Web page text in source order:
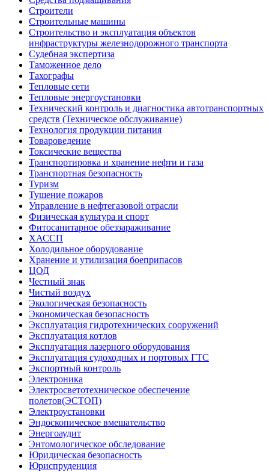
Строители
Строительные машины
Строительство и эксплуатация объектов
инфраструктуры железнодорожного транспорта
Судебная экспертиза
Таможенное дело
Тахографы
Тепловые сети
Тепловые энергоустановки
Технический контроль и диагностика автотранспортных
средств (Техническое обслуживание)
Технология продукции питания
Товароведение
Токсические вещества
Транспортировка и хранение нефти и газа
Транспортная безопасность
Туризм
Тушение пожаров
Управление в нефтегазовой отрасли
Физическая культура и спорт
Фитосанитарное обеззараживание
ХАССП
Холодильное оборудование
Хранение и утилизация боеприпасов
ЦОД
Честный знак
Чистый воздух
Экологическая безопасность
Экономическая безопасность
Эксплуатация гидротехнических сооружений
Эксплуатация котлов
Эксплуатация лазерного оборудования
Эксплуатация судоходных и портовых ГТС
Экспортный контроль
Электроника
Электросветотехническое обеспечение
полетов(ЭСТОП)
Электроустановки
Эндоскопическое вмешательство
Энергоаудит
Энтомологическое обследование
Юридическая безопасность
Юриспруденция